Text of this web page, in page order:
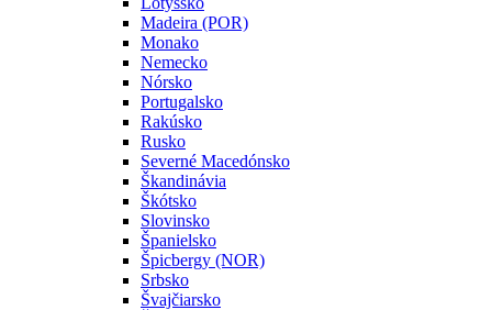
Madeira (POR)
Monako
Nemecko
Nórsko
Portugalsko
Rakúsko
Rusko
Severné Macedónsko
Škandinávia
Škótsko
Slovinsko
Španielsko
Špicbergy (NOR)
Srbsko
Švajčiarsko